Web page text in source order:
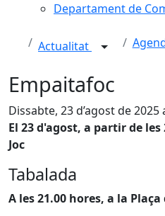
Departament de
Actualitat
Empaitafoc
Dissabte, 23 d’agost de 2025
El 23 d'agost, a partir de
Joc
Tabalada
A les 21.00 hores, a la Plaça